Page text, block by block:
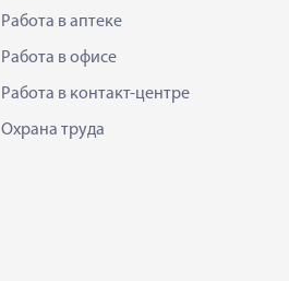
Работа в аптеке
Работа в офисе
Работа в контакт-центре
Охрана труда